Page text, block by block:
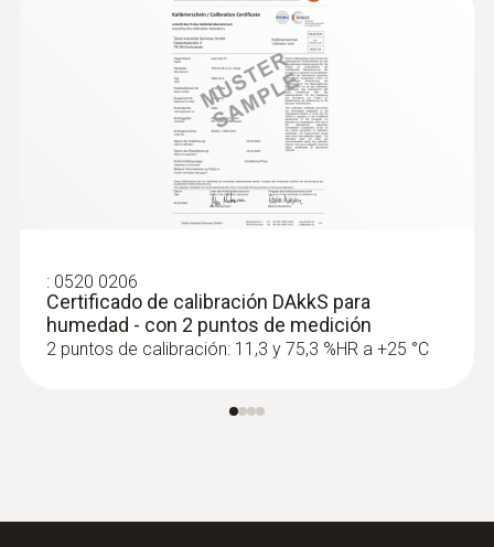
: 0520 0206
Certificado de calibración DAkkS para
humedad - con 2 puntos de medición
2 puntos de calibración: 11,3 y 75,3 %HR a +25 °C